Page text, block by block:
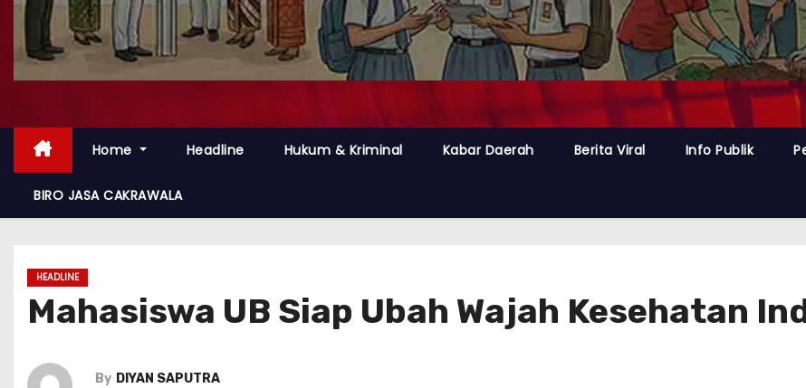
Home Headline Hukum & Kriminal Kabar Daerah Berita Viral Info Publik
BIRO JASA CAKRAWALA
HEADLINE
Mahasiswa UB Siap Ubah Wajah Kesehatan
By DIYAN SAPUTRA